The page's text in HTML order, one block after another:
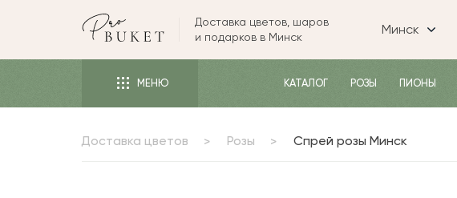
ЦВЕТЫ
РОЗЫ
ПИОНЫ
БУКЕТЫ
Доставка цветов, шаров
и подарков в Минск
Минск
МЕНЮ КАТАЛОГ РОЗЫ ПИОНЫ
Доставка цветов Розы Спрей розы Минск